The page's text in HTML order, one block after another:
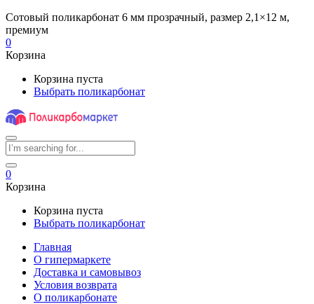
Сотовый поликарбонат 6 мм прозрачный, размер 2,1×12 м,
премиум
0
Корзина
Корзина пуста
Выбрать поликарбонат
0
Корзина
Корзина пуста
Выбрать поликарбонат
Главная
О гипермаркете
Доставка и самовывоз
Условия возврата
О поликарбонате